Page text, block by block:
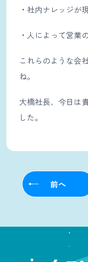
・社内ナレッジが
・人によって営業
これらのような会
ね。
大橋社長、今日は
した。
前へ